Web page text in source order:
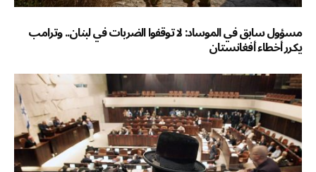
مسؤول سابق في الموساد: لا توقفوا الضربات في لبنان.. وترامب
يكرر أخطاء أفغانستان